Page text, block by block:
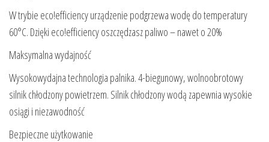
W trybie eco!efficiency urządzenie podgrzewa wodę do temperatury
60°C. Dzięki eco!efficiency oszczędzasz paliwo – nawet o 20%
Maksymalna wydajność
Wysokowydajna technologia palnika. 4-biegunowy, wolnoobrotowy
silnik chłodzony powietrzem. Silnik chłodzony wodą zapewnia wysokie
osiągi i niezawodność
Bezpieczne użytkowanie